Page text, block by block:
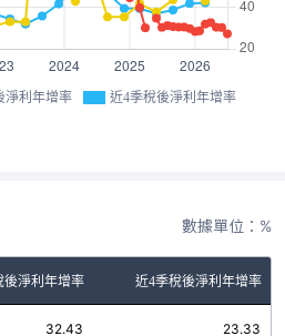
淨利年增率 近4季稅後淨利年增率
數據單位：%
後淨利年增率 近4季稅後淨利年增率
32.43 23.33